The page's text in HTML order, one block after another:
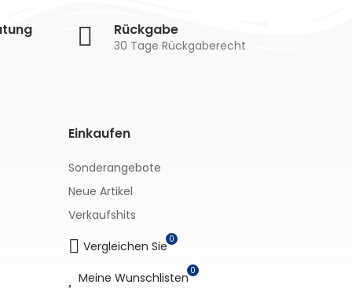
Rückgabe
30 Tage Rückgaberecht
Einkaufen
Sonderangebote
Neue Artikel
Verkaufshits
Vergleichen Sie 0
Meine Wunschlisten 0